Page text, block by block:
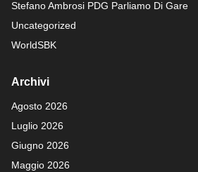
Stefano Ambrosi PDG Parliamo Di Gare
Uncategorized
WorldSBK
Archivi
Agosto 2026
Luglio 2026
Giugno 2026
Maggio 2026